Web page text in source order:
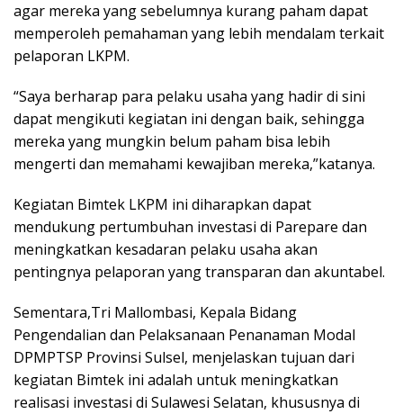
agar mereka yang sebelumnya kurang paham dapat
memperoleh pemahaman yang lebih mendalam terkait
pelaporan LKPM.
“Saya berharap para pelaku usaha yang hadir di sini
dapat mengikuti kegiatan ini dengan baik, sehingga
mereka yang mungkin belum paham bisa lebih
mengerti dan memahami kewajiban mereka,”katanya.
Kegiatan Bimtek LKPM ini diharapkan dapat
mendukung pertumbuhan investasi di Parepare dan
meningkatkan kesadaran pelaku usaha akan
pentingnya pelaporan yang transparan dan akuntabel.
Sementara,Tri Mallombasi, Kepala Bidang
Pengendalian dan Pelaksanaan Penanaman Modal
DPMPTSP Provinsi Sulsel, menjelaskan tujuan dari
kegiatan Bimtek ini adalah untuk meningkatkan
realisasi investasi di Sulawesi Selatan, khususnya di